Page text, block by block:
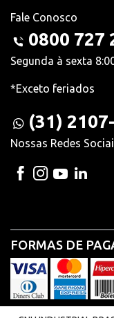
Fale Conosco
0800 727
Segunda à sexta
*Exceto feriados
(31)
Nossas Redes
FORMAS DE